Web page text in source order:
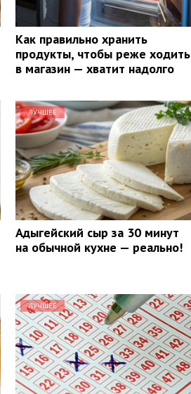
Как правильно хранить
продукты, чтобы реже ходить
в магазин — хватит надолго
ЛУЧШЕЕ
Адыгейский сыр за 30 минут
на обычной кухне — реально!
ЛУЧШЕЕ